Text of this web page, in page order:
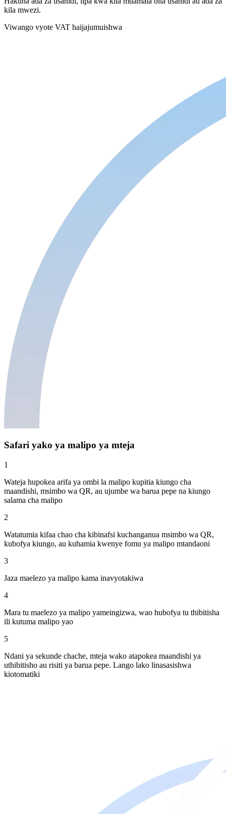
kila mwezi.
Viwango vyote VAT haijajumuishwa
Safari yako ya malipo ya mteja
1
Wateja hupokea arifa ya ombi la malipo kupitia kiungo cha
maandishi, msimbo wa QR, au ujumbe wa barua pepe na kiungo
salama cha malipo
2
Watatumia kifaa chao cha kibinafsi kuchanganua msimbo wa QR,
kubofya kiungo, au kuhamia kwenye fomu ya malipo mtandaoni
3
Jaza maelezo ya malipo kama inavyotakiwa
4
Mara tu maelezo ya malipo yameingizwa, wao hubofya tu thibitisha
ili kutuma malipo yao
5
Ndani ya sekunde chache, mteja wako atapokea maandishi ya
uthibitisho au risiti ya barua pepe. Lango lako linasasishwa
kiotomatiki